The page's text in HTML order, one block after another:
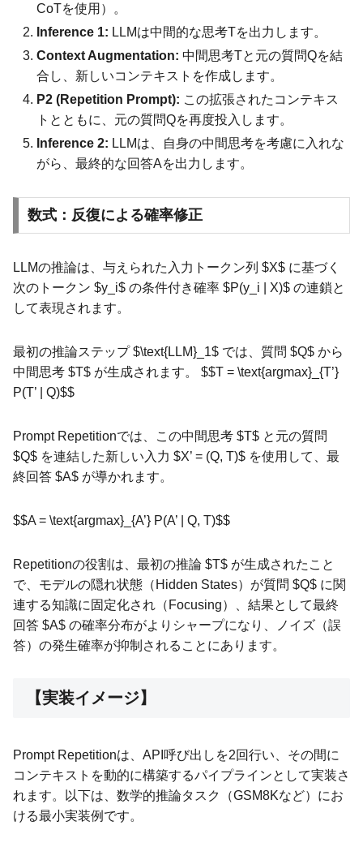
CoTを使用）。
Inference 1: LLMは中間的な思考Tを出力します。
Context Augmentation: 中間思考Tと元の質問Qを結
合し、新しいコンテキストを作成します。
P2 (Repetition Prompt): この拡張されたコンテキス
トとともに、元の質問Qを再度投入します。
Inference 2: LLMは、自身の中間思考を考慮に入れな
がら、最終的な回答Aを出力します。
数式：反復による確率修正
LLMの推論は、与えられた入力トークン列 $X$ に基づく
次のトークン $y_i$ の条件付き確率 $P(y_i | X)$ の連鎖と
して表現されます。
最初の推論ステップ $\text{LLM}_1$ では、質問 $Q$ から
中間思考 $T$ が生成されます。 $$T = \text{argmax}_{T’}
P(T’ | Q)$$
Prompt Repetitionでは、この中間思考 $T$ と元の質問
$Q$ を連結した新しい入力 $X’ = (Q, T)$ を使用して、最
終回答 $A$ が導かれます。
$$A = \text{argmax}_{A’} P(A’ | Q, T)$$
Repetitionの役割は、最初の推論 $T$ が生成されたこと
で、モデルの隠れ状態（Hidden States）が質問 $Q$ に関
連する知識に固定化され（Focusing）、結果として最終
回答 $A$ の確率分布がよりシャープになり、ノイズ（誤
答）の発生確率が抑制されることにあります。
【実装イメージ】
Prompt Repetitionは、API呼び出しを2回行い、その間に
コンテキストを動的に構築するパイプラインとして実装さ
れます。以下は、数学的推論タスク（GSM8Kなど）にお
ける最小実装例です。